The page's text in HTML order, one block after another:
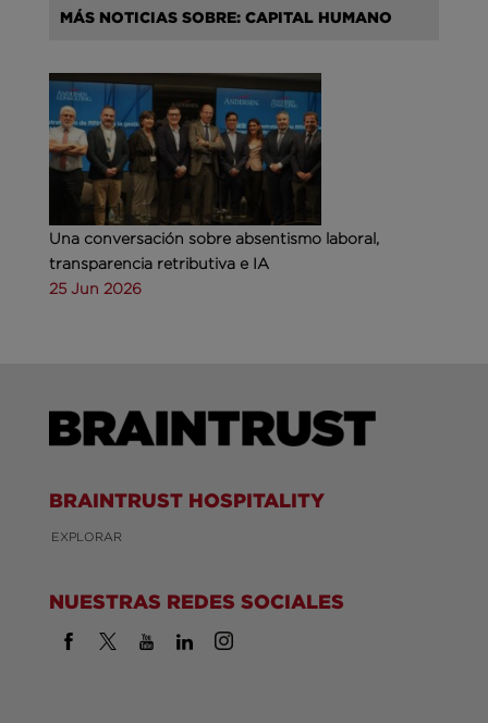
MÁS NOTICIAS SOBRE: CAPITAL HUMANO
Una conversación sobre absentismo laboral,
transparencia retributiva e IA
25 Jun 2026
BRAINTRUST HOSPITALITY
EXPLORAR
NUESTRAS REDES SOCIALES